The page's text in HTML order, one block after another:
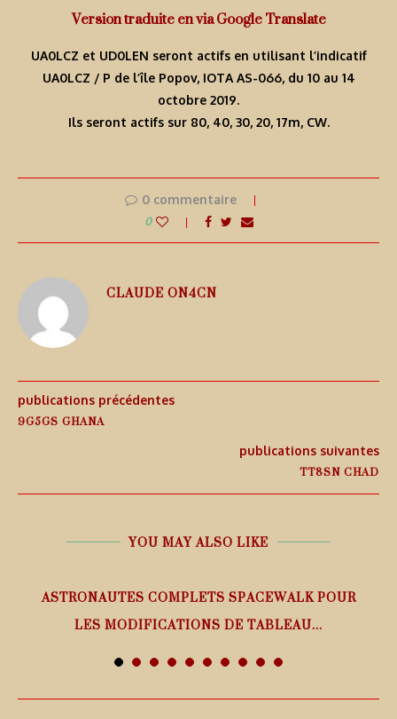
Version traduite en via Google Translate
UA0LCZ et UD0LEN seront actifs en utilisant l’indicatif
UA0LCZ / P de l’île Popov, IOTA AS-066, du 10 au 14
octobre 2019.
Ils seront actifs sur 80, 40, 30, 20, 17m, CW.
0 commentaire
0
CLAUDE ON4CN
publications précédentes
9G5GS GHANA
publications suivantes
TT8SN CHAD
YOU MAY ALSO LIKE
ASTRONAUTES COMPLETS SPACEWALK POUR
LES MODIFICATIONS DE TABLEAU...